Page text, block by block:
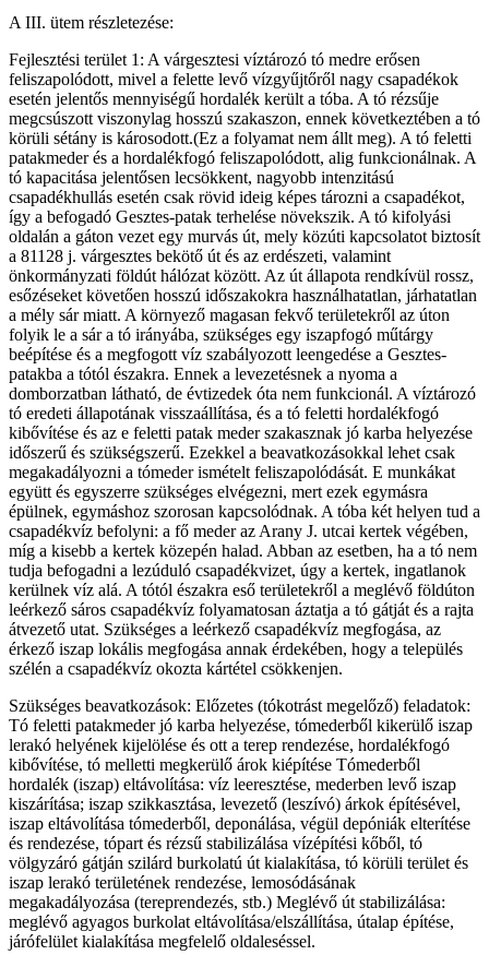
A III. ütem részletezése:
Fejlesztési terület 1: A várgesztesi víztározó tó medre erősen
feliszapolódott, mivel a felette levő vízgyűjtőről nagy csapadékok
esetén jelentős mennyiségű hordalék került a tóba. A tó rézsűje
megcsúszott viszonylag hosszú szakaszon, ennek következtében a tó
körüli sétány is károsodott.(Ez a folyamat nem állt meg). A tó feletti
patakmeder és a hordalékfogó feliszapolódott, alig funkcionálnak. A
tó kapacitása jelentősen lecsökkent, nagyobb intenzitású
csapadékhullás esetén csak rövid ideig képes tározni a csapadékot,
így a befogadó Gesztes-patak terhelése növekszik. A tó kifolyási
oldalán a gáton vezet egy murvás út, mely közúti kapcsolatot biztosít
a 81128 j. várgesztes bekötő út és az erdészeti, valamint
önkormányzati földút hálózat között. Az út állapota rendkívül rossz,
esőzéseket követően hosszú időszakokra használhatatlan, járhatatlan
a mély sár miatt. A környező magasan fekvő területekről az úton
folyik le a sár a tó irányába, szükséges egy iszapfogó műtárgy
beépítése és a megfogott víz szabályozott leengedése a Gesztes-
patakba a tótól északra. Ennek a levezetésnek a nyoma a
domborzatban látható, de évtizedek óta nem funkcionál. A víztározó
tó eredeti állapotának visszaállítása, és a tó feletti hordalékfogó
kibővítése és az e feletti patak meder szakasznak jó karba helyezése
időszerű és szükségszerű. Ezekkel a beavatkozásokkal lehet csak
megakadályozni a tómeder ismételt feliszapolódását. E munkákat
együtt és egyszerre szükséges elvégezni, mert ezek egymásra
épülnek, egymáshoz szorosan kapcsolódnak. A tóba két helyen tud a
csapadékvíz befolyni: a fő meder az Arany J. utcai kertek végében,
míg a kisebb a kertek közepén halad. Abban az esetben, ha a tó nem
tudja befogadni a lezúduló csapadékvizet, úgy a kertek, ingatlanok
kerülnek víz alá. A tótól északra eső területekről a meglévő földúton
leérkező sáros csapadékvíz folyamatosan áztatja a tó gátját és a rajta
átvezető utat. Szükséges a leérkező csapadékvíz megfogása, az
érkező iszap lokális megfogása annak érdekében, hogy a település
szélén a csapadékvíz okozta kártétel csökkenjen.
Szükséges beavatkozások: Előzetes (tókotrást megelőző) feladatok:
Tó feletti patakmeder jó karba helyezése, tómederből kikerülő iszap
lerakó helyének kijelölése és ott a terep rendezése, hordalékfogó
kibővítése, tó melletti megkerülő árok kiépítése Tómederből
hordalék (iszap) eltávolítása: víz leeresztése, mederben levő iszap
kiszárítása; iszap szikkasztása, levezető (leszívó) árkok építésével,
iszap eltávolítása tómederből, deponálása, végül depóniák elterítése
és rendezése, tópart és rézsű stabilizálása vízépítési kőből, tó
völgyzáró gátján szilárd burkolatú út kialakítása, tó körüli terület és
iszap lerakó területének rendezése, lemosódásának
megakadályozása (tereprendezés, stb.) Meglévő út stabilizálása:
meglévő agyagos burkolat eltávolítása/elszállítása, útalap építése,
járófelület kialakítása megfelelő oldaleséssel.